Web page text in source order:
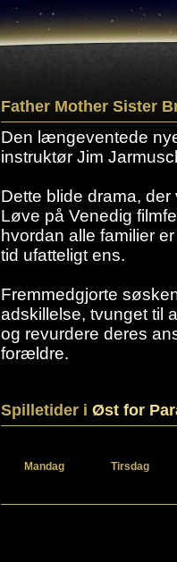
Father Mother Sister
Den længeventede
instruktør Jim
Dette blide drama,
Løve på Venedig
hvordan alle familier
tid ufatteligt ens.
Fremmedgjorte
adskillelse, tvunget til
og revurdere deres
forældre.
Spilletider i Øst for
Mandag Tirsdag